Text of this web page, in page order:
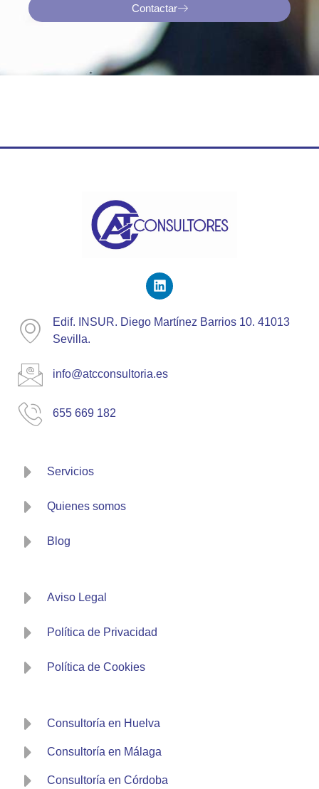
Contactar
Edif. INSUR. Diego Martínez Barrios 10. 41013
Sevilla.
info@atcconsultoria.es
655 669 182
Servicios
Quienes somos
Blog
Aviso Legal
Política de Privacidad
Política de Cookies
Consultoría en Huelva
Consultoría en Málaga
Consultoría en Córdoba